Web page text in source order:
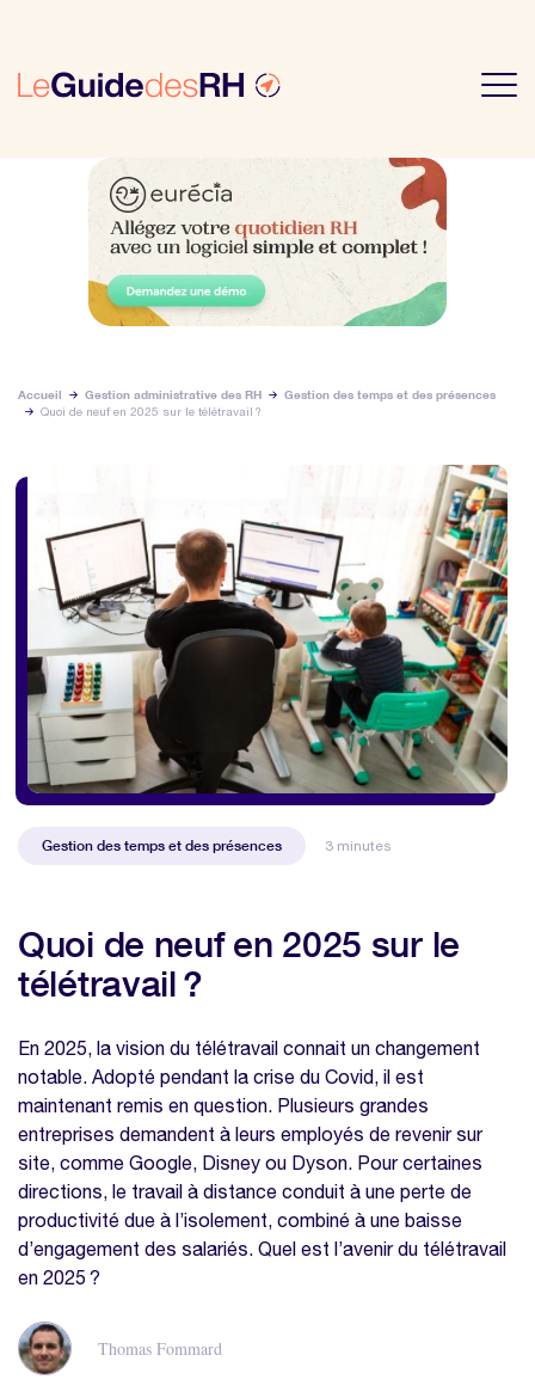
Accueil Gestion administrative des RH
Gestion des temps et des présences
Quoi de neuf en 2025 sur le télétravail ?
Gestion des temps et des présences 3 minutes
Quoi de neuf en 2025 sur le
télétravail ?
En 2025, la vision du télétravail connait un changement
notable. Adopté pendant la crise du Covid, il est
maintenant remis en question. Plusieurs grandes
entreprises demandent à leurs employés de revenir sur
site, comme Google, Disney ou Dyson. Pour certaines
directions, le travail à distance conduit à une perte de
productivité due à l’isolement, combiné à une baisse
d’engagement des salariés. Quel est l’avenir du télétravail
en 2025 ?
Thomas Fommard